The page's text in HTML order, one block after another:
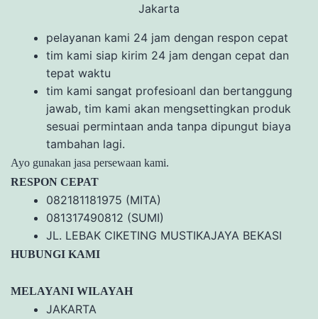
pelayanan kami 24 jam dengan respon cepat
tim kami siap kirim 24 jam dengan cepat dan
tepat waktu
tim kami sangat profesioanl dan bertanggung
jawab, tim kami akan mengsettingkan produk
sesuai permintaan anda tanpa dipungut biaya
tambahan lagi.
Ayo gunakan jasa persewaan kami.
RESPON CEPAT
082181181975 (MITA)
081317490812 (SUMI)
JL. LEBAK CIKETING MUSTIKAJAYA BEKASI
HUBUNGI KAMI
MELAYANI WILAYAH
JAKARTA